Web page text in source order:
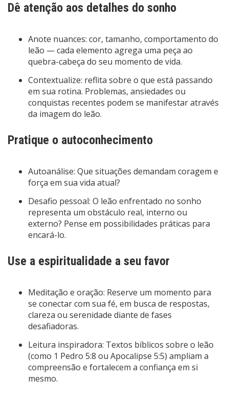
Dê atenção aos detalhes do sonho
Anote nuances: cor, tamanho, comportamento do
leão — cada elemento agrega uma peça ao
quebra-cabeça do seu momento de vida.
Contextualize: reflita sobre o que está passando
em sua rotina. Problemas, ansiedades ou
conquistas recentes podem se manifestar através
da imagem do leão.
Pratique o autoconhecimento
Autoanálise: Que situações demandam coragem e
força em sua vida atual?
Desafio pessoal: O leão enfrentado no sonho
representa um obstáculo real, interno ou
externo? Pense em possibilidades práticas para
encará-lo.
Use a espiritualidade a seu favor
Meditação e oração: Reserve um momento para
se conectar com sua fé, em busca de respostas,
clareza ou serenidade diante de fases
desafiadoras.
Leitura inspiradora: Textos bíblicos sobre o leão
(como 1 Pedro 5:8 ou Apocalipse 5:5) ampliam a
compreensão e fortalecem a confiança em si
mesmo.